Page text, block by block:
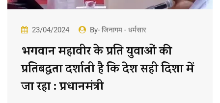
23/04/2024 By- जिनागम - धर्मसार
भगवान महावीर के प्रति युवाओं की
प्रतिबद्धता दर्शाती है कि देश सही दिशा में
जा रहा : प्रधानमंत्री